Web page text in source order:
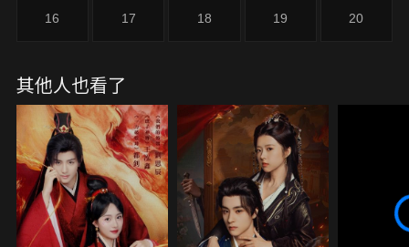
16 17 18 19 20
其他人也看了